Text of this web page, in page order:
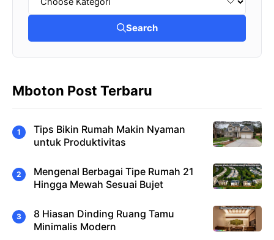
Search
Mboton Post Terbaru
Tips Bikin Rumah Makin Nyaman
untuk Produktivitas
Mengenal Berbagai Tipe Rumah 21
Hingga Mewah Sesuai Bujet
8 Hiasan Dinding Ruang Tamu
Minimalis Modern